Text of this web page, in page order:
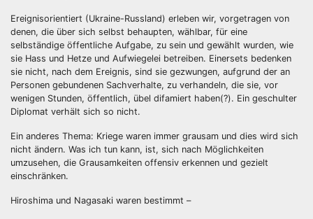
Ereignisorientiert (Ukraine-Russland) erleben wir, vorgetragen von
denen, die über sich selbst behaupten, wählbar, für eine
selbständige öffentliche Aufgabe, zu sein und gewählt wurden, wie
sie Hass und Hetze und Aufwiegelei betreiben. Einersets bedenken
sie nicht, nach dem Ereignis, sind sie gezwungen, aufgrund der an
Personen gebundenen Sachverhalte, zu verhandeln, die sie, vor
wenigen Stunden, öffentlich, übel difamiert haben(?). Ein geschulter
Diplomat verhält sich so nicht.
Ein anderes Thema: Kriege waren immer grausam und dies wird sich
nicht ändern. Was ich tun kann, ist, sich nach Möglichkeiten
umzusehen, die Grausamkeiten offensiv erkennen und gezielt
einschränken.
Hiroshima und Nagasaki waren bestimmt –